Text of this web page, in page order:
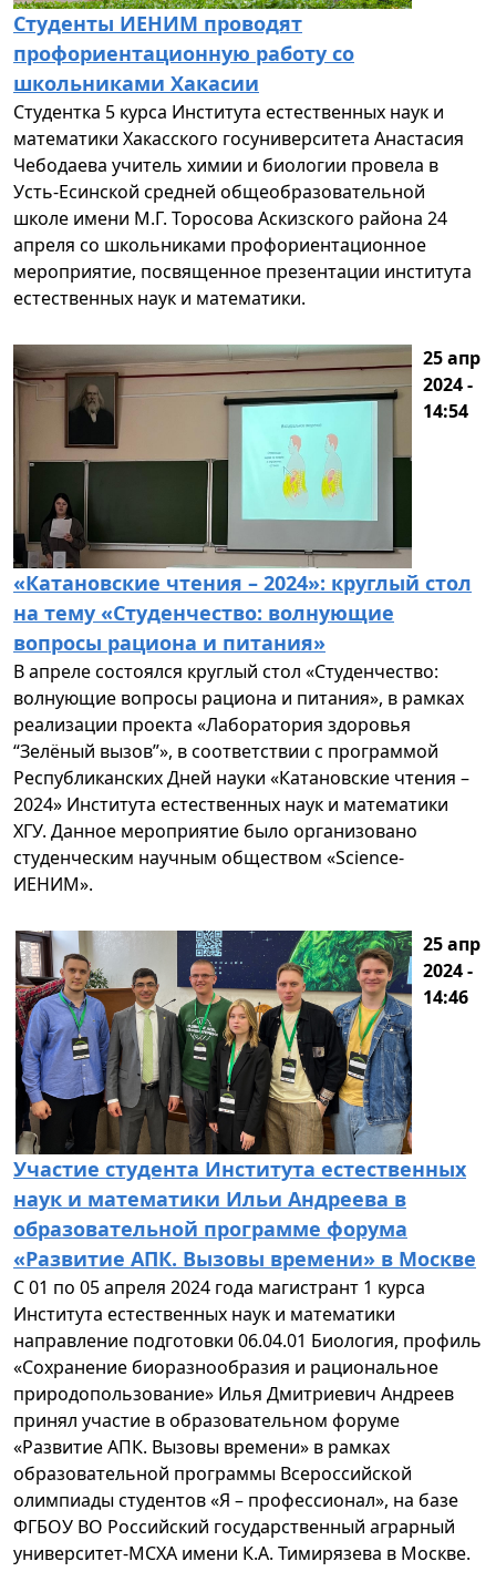
Студенты ИЕНИМ проводят
профориентационную работу со
школьниками Хакасии
Студентка 5 курса Института естественных наук и
математики Хакасского госуниверситета Анастасия
Чебодаева учитель химии и биологии провела в
Усть-Есинской средней общеобразовательной
школе имени М.Г. Торосова Аскизского района 24
апреля со школьниками профориентационное
мероприятие, посвященное презентации института
естественных наук и математики.
25 апр
2024 -
14:54
«Катановские чтения – 2024»: круглый стол
на тему «Студенчество: волнующие
вопросы рациона и питания»
В апреле состоялся круглый стол «Студенчество:
волнующие вопросы рациона и питания», в рамках
реализации проекта «Лаборатория здоровья
“Зелёный вызов”», в соответствии с программой
Республиканских Дней науки «Катановские чтения –
2024» Института естественных наук и математики
ХГУ. Данное мероприятие было организовано
студенческим научным обществом «Science-
ИЕНИМ».
25 апр
2024 -
14:46
Участие студента Института естественных
наук и математики Ильи Андреева в
образовательной программе форума
«Развитие АПК. Вызовы времени» в Москве
С 01 по 05 апреля 2024 года магистрант 1 курса
Института естественных наук и математики
направление подготовки 06.04.01 Биология, профиль
«Сохранение биоразнообразия и рациональное
природопользование» Илья Дмитриевич Андреев
принял участие в образовательном форуме
«Развитие АПК. Вызовы времени» в рамках
образовательной программы Всероссийской
олимпиады студентов «Я – профессионал», на базе
ФГБОУ ВО Российский государственный аграрный
университет-МСХА имени К.А. Тимирязева в Москве.